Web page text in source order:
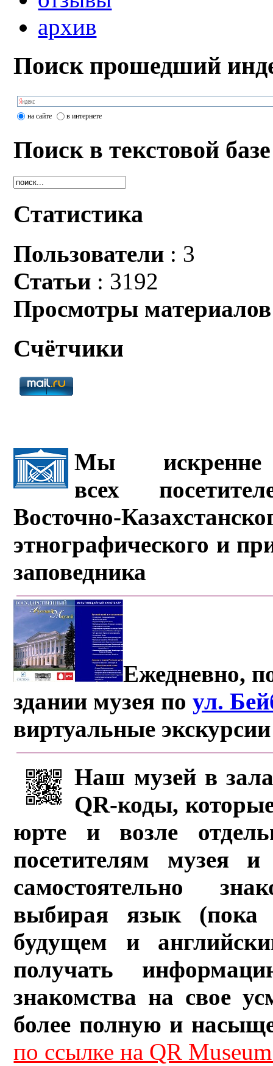
архив
Поиск прошедший
на сайте в интернете
Поиск в текстовой базе
Статистика
Пользователи : 3
Статьи : 3192
Просмотры материалов
Счётчики
Мы искренне
всех
Восточно-
этнографического и
заповедника
Ежедневно,
здании музея поул.
виртуальные
Наш музей в
QR-коды,
юрте и возле
посетителям музея и
самостоятельно
выбирая язык (пока
будущем и
получать
знакомства на свое
более полную и
по ссылке на QR